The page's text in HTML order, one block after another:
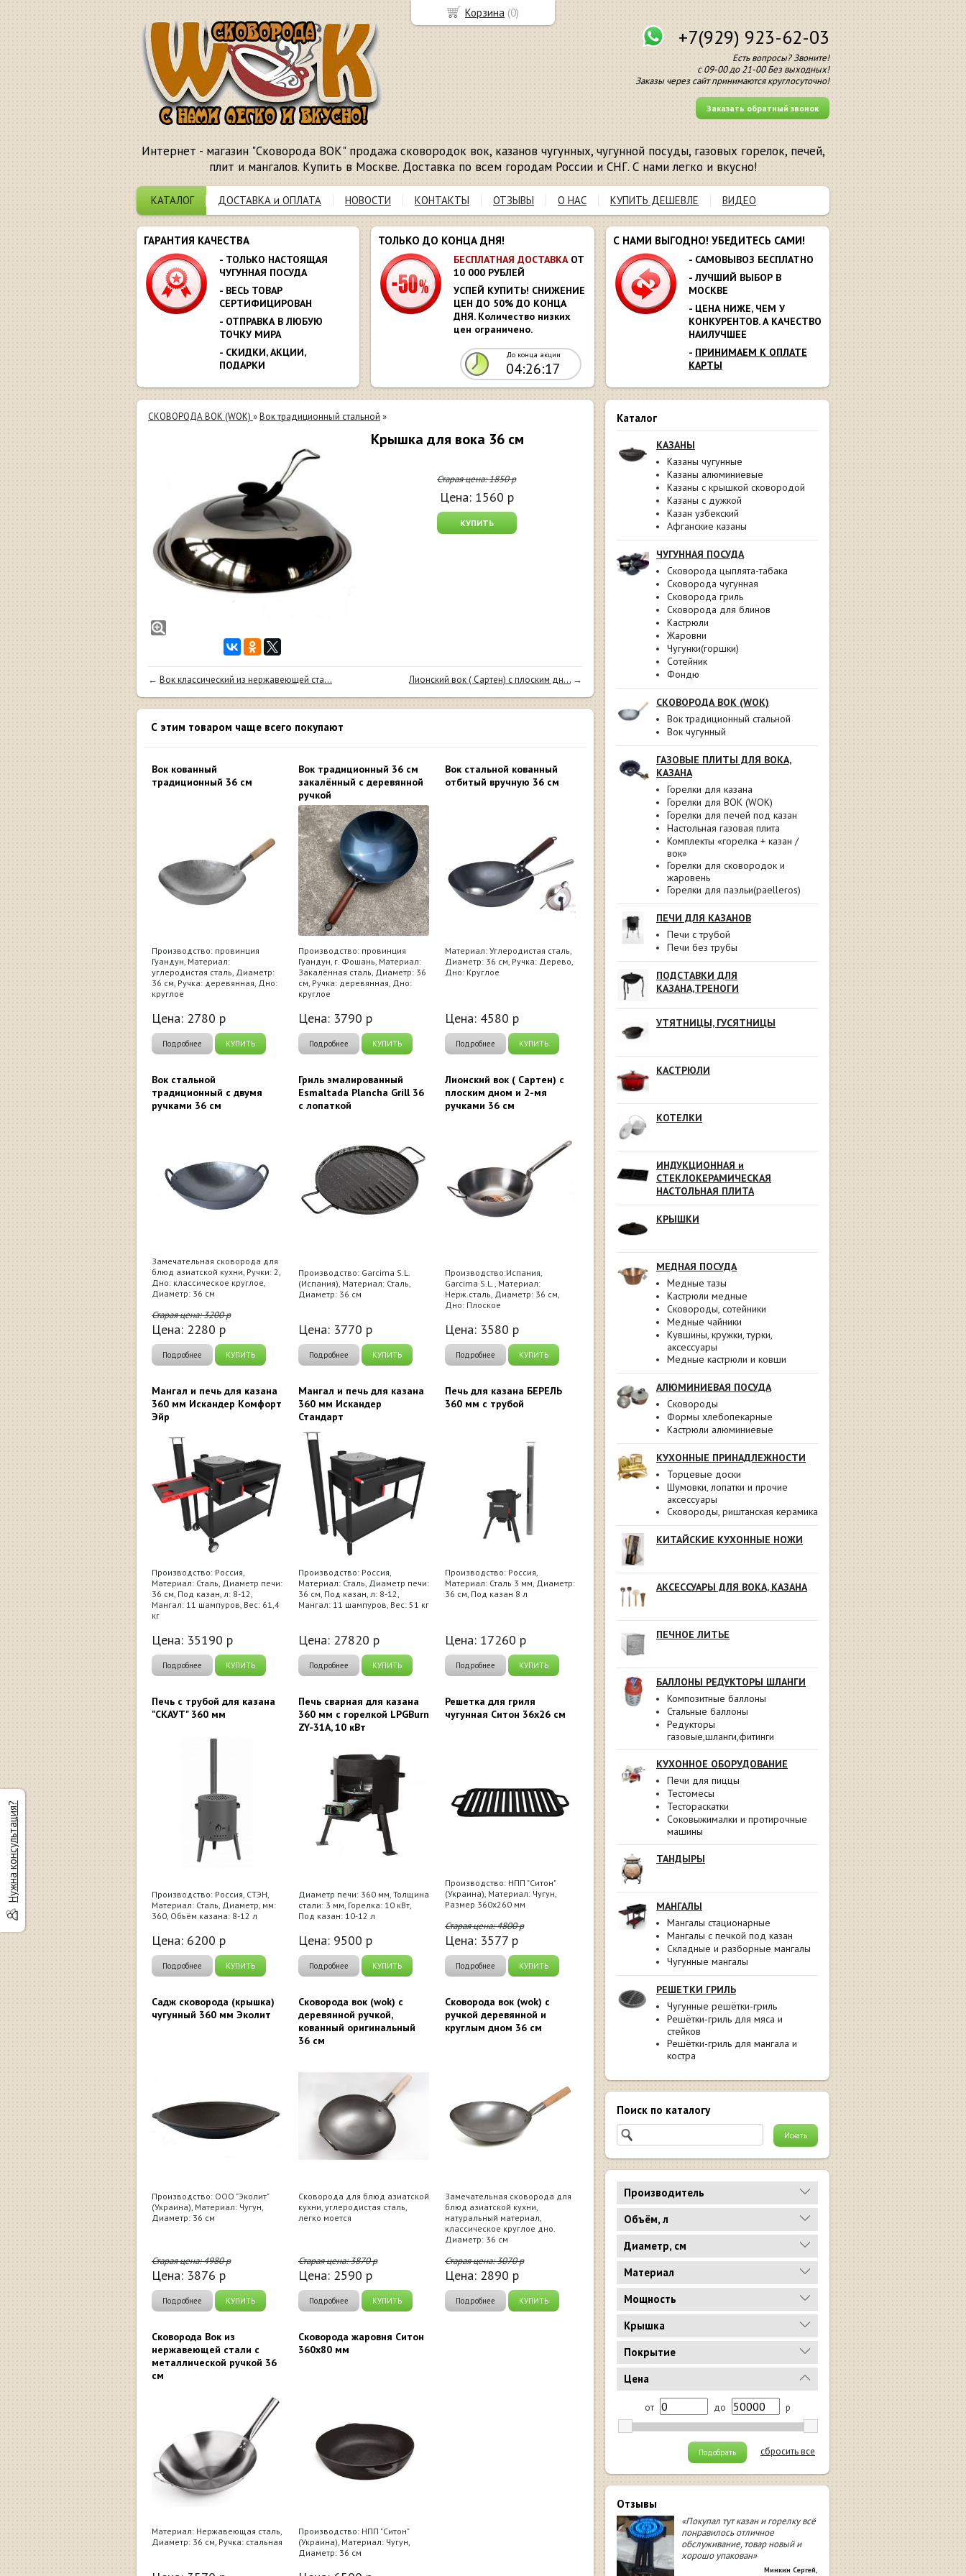
+7(929) 923-62-03
Есть вопросы? Звоните!
с 09-00 до 21-00 Без выходных!
Заказы через сайт принимаются круглосуточно!
Заказать обратный звонок
Интернет - магазин "Сковорода ВОК" продажа сковородок вок, казанов чугунных, чугунной посуды, газовых горелок, печей,
плит и мангалов. Купить в Москве. Доставка по всем городам России и СНГ. С нами легко и вкусно!
КАТАЛОГ ДОСТАВКА и ОПЛАТА НОВОСТИ КОНТАКТЫ ОТЗЫВЫ О НАС КУПИТЬ ДЕШЕВЛЕ ВИДЕО
ГАРАНТИЯ КАЧЕСТВА
- ТОЛЬКО НАСТОЯЩАЯ
ЧУГУННАЯ ПОСУДА
- ВЕСЬ ТОВАР
СЕРТИФИЦИРОВАН
- ОТПРАВКА В ЛЮБУЮ
ТОЧКУ МИРА
- СКИДКИ, АКЦИИ,
ПОДАРКИ
ТОЛЬКО ДО КОНЦА ДНЯ!
БЕСПЛАТНАЯ ДОСТАВКА ОТ
10 000 РУБЛЕЙ
УСПЕЙ КУПИТЬ! СНИЖЕНИЕ
ЦЕН ДО 50% ДО КОНЦА
ДНЯ. Количество низких
цен ограничено.
До конца акции
04:26:16
С НАМИ ВЫГОДНО! УБЕДИТЕСЬ САМИ!
- САМОВЫВОЗ БЕСПЛАТНО
- ЛУЧШИЙ ВЫБОР В
МОСКВЕ
- ЦЕНА НИЖЕ, ЧЕМ У
КОНКУРЕНТОВ. А КАЧЕСТВО
НАИЛУЧШЕЕ
- ПРИНИМАЕМ К ОПЛАТЕ
КАРТЫ
Каталог
КАЗАНЫ
Казаны чугунные
Казаны алюминиевые
Казаны с крышкой сковородой
Казаны с дужкой
Казан узбекский
Афганские казаны
ЧУГУННАЯ ПОСУДА
Сковорода цыплята-табака
Сковорода чугунная
Сковорода гриль
Сковорода для блинов
Кастрюли
Жаровни
Чугунки(горшки)
Сотейник
Фондю
СКОВОРОДА ВОК (WOK)
Вок традиционный стальной
Вок чугунный
ГАЗОВЫЕ ПЛИТЫ ДЛЯ ВОКА,
КАЗАНА
Горелки для казана
Горелки для ВОК (WOK)
Горелки для печей под казан
Настольная газовая плита
Комплекты «горелка + казан /
вок»
Горелки для сковородок и
жаровень
Горелки для паэльи(paelleros)
ПЕЧИ ДЛЯ КАЗАНОВ
Печи с трубой
Печи без трубы
ПОДСТАВКИ ДЛЯ
КАЗАНА,ТРЕНОГИ
УТЯТНИЦЫ, ГУСЯТНИЦЫ
КАСТРЮЛИ
КОТЕЛКИ
ИНДУКЦИОННАЯ и
СТЕКЛОКЕРАМИЧЕСКАЯ
НАСТОЛЬНАЯ ПЛИТА
КРЫШКИ
МЕДНАЯ ПОСУДА
Медные тазы
Кастрюли медные
Сковороды, сотейники
Медные чайники
Кувшины, кружки, турки,
аксессуары
Медные кастрюли и ковши
АЛЮМИНИЕВАЯ ПОСУДА
Сковороды
Формы хлебопекарные
Кастрюли алюминиевые
КУХОННЫЕ ПРИНАДЛЕЖНОСТИ
Торцевые доски
Шумовки, лопатки и прочие
аксессуары
Сковороды, риштанская керамика
КИТАЙСКИЕ КУХОННЫЕ НОЖИ
АКСЕССУАРЫ ДЛЯ ВОКА, КАЗАНА
ПЕЧНОЕ ЛИТЬЕ
БАЛЛОНЫ РЕДУКТОРЫ ШЛАНГИ
Композитные баллоны
Стальные баллоны
Редукторы
газовые,шланги,фитинги
КУХОННОЕ ОБОРУДОВАНИЕ
Печи для пиццы
Тестомесы
Тестораскатки
Соковыжималки и протирочные
машины
ТАНДЫРЫ
МАНГАЛЫ
Мангалы стационарные
Мангалы с печкой под казан
Складные и разборные мангалы
Чугунные мангалы
РЕШЕТКИ ГРИЛЬ
Чугунные решётки-гриль
Решётки-гриль для мяса и
стейков
Решётки-гриль для мангала и
костра
Поиск по каталогу
Производитель
Объём, л
Диаметр, см
Материал
Мощность
Крышка
Покрытие
Цена
от до р
сбросить все
Подобрать
Отзывы
«Покупал тут казан и горелку всё
понравилось отличное
обслуживание, товар новый и
хорошо упакован»
Минкин Сергей,
СКОВОРОДА ВОК (WOK) »Вок традиционный стальной »
Крышка для вока 36 см
Старая цена:1850р
Цена: 1560 р
КУПИТЬ
← Вок классический из нержавеющей ста... Лионский вок ( Сартен) с плоским дн... →
С этим товаром чаще всего покупают
Вок кованный
традиционный 36 см
Производство: провинция
Гуандун, Материал:
углеродистая сталь, Диаметр:
36 см, Ручка: деревянная, Дно:
круглое
Цена: 2780 р
Подробнее КУПИТЬ
Вок традиционный 36 см
закалённый с деревянной
ручкой
Производство: провинция
Гуандун, г. Фошань, Материал:
Закалённая сталь, Диаметр: 36
см, Ручка: деревянная, Дно:
круглое
Цена: 3790 р
Подробнее КУПИТЬ
Вок стальной кованный
отбитый вручную 36 см
Материал: Углеродистая сталь,
Диаметр: 36 см, Ручка: Дерево,
Дно: Круглое
Цена: 4580 р
Подробнее КУПИТЬ
Вок стальной
традиционный c двумя
ручками 36 см
Замечательная сковорода для
блюд азиатской кухни, Ручки: 2,
Дно: классическое круглое,
Диаметр: 36 см
Старая цена:3200р
Цена: 2280 р
Подробнее КУПИТЬ
Гриль эмалированный
Esmaltada Plancha Grill 36
с лопаткой
Производство: Garcima S.L.
(Испания), Материал: Сталь,
Диаметр: 36 см
Цена: 3770 р
Подробнее КУПИТЬ
Лионский вок ( Сартен) с
плоским дном и 2-мя
ручками 36 см
Производство:Испания,
Garcima S.L., Материал:
Нерж.сталь, Диаметр: 36 см,
Дно: Плоское
Цена: 3580 р
Подробнее КУПИТЬ
Мангал и печь для казана
360 мм Искандер Комфорт
Эйр
Производство: Россия,
Материал: Сталь, Диаметр печи:
36 см, Под казан, л: 8-12,
Мангал: 11 шампуров, Вес: 61,4
кг
Цена: 35190 р
Подробнее КУПИТЬ
Мангал и печь для казана
360 мм Искандер
Стандарт
Производство: Россия,
Материал: Сталь, Диаметр печи:
36 см, Под казан, л: 8-12,
Мангал: 11 шампуров, Вес: 51 кг
Цена: 27820 р
Подробнее КУПИТЬ
Печь для казана БЕРЕЛЬ
360 мм с трубой
Производство: Россия,
Материал: Сталь 3 мм, Диаметр:
36 см, Под казан 8 л
Цена: 17260 р
Подробнее КУПИТЬ
Печь с трубой для казана
"СКАУТ" 360 мм
Производство: Россия, СТЭН,
Материал: Сталь, Диаметр, мм:
360, Объём казана: 8-12 л
Цена: 6200 р
Подробнее КУПИТЬ
Печь сварная для казана
360 мм с горелкой LPGBurn
ZY-31A, 10 кВт
Диаметр печи: 360 мм, Толщина
стали: 3 мм, Горелка: 10 кВт,
Под казан: 10-12 л
Цена: 9500 р
Подробнее КУПИТЬ
Решетка для гриля
чугунная Ситон 36x26 см
Производство: НПП "Ситон"
(Украина), Материал: Чугун,
Размер 360x260 мм
Старая цена:4800р
Цена: 3577 р
Подробнее КУПИТЬ
Садж сковорода (крышка)
чугунный 360 мм Эколит
Производство: ООО "Эколит"
(Украина), Материал: Чугун,
Диаметр: 36 см
Старая цена:4980р
Цена: 3876 р
Подробнее КУПИТЬ
Сковорода вок (wok) с
деревянной ручкой,
кованный оригинальный
36 см
Сковорода для блюд азиатской
кухни, углеродистая сталь,
легко моется
Старая цена:3870р
Цена: 2590 р
Подробнее КУПИТЬ
Сковорода вок (wok) с
ручкой деревянной и
круглым дном 36 см
Замечательная сковорода для
блюд азиатской кухни,
натуральный материал,
классическое круглое дно.
Диаметр: 36 см
Старая цена:3070р
Цена: 2890 р
Подробнее КУПИТЬ
Сковорода Вок из
нержавеющей стали с
металлической ручкой 36
см
Материал: Нержавеющая сталь,
Диаметр: 36 см, Ручка: стальная
Сковорода жаровня Ситон
360х80 мм
Производство: НПП "Ситон"
(Украина), Материал: Чугун,
Диаметр: 36 см
Нужна консультация?
Корзина (0)